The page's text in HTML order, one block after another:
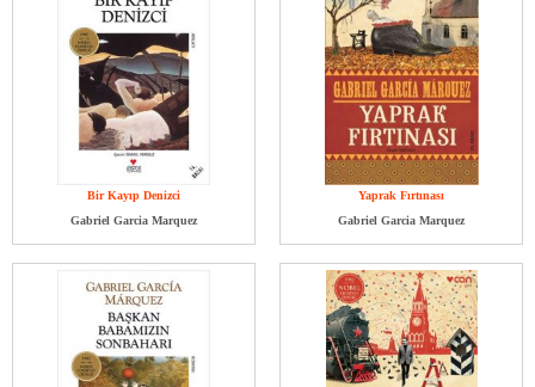
Bir Kayıp Denizci
Gabriel Garcia Marquez
Yaprak Fırtınası
Gabriel Garcia Marquez